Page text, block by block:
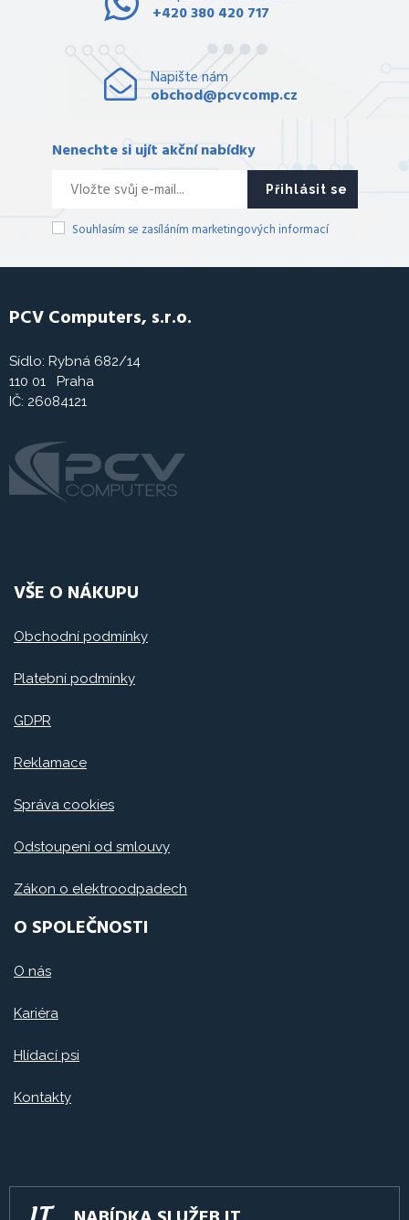
+420 380 420 717
Napište nám
obchod@pcvcomp.cz
Nenechte si ujít akční nabídky
Přihlásit se
Souhlasím se zasíláním marketingových informací
PCV Computers, s.r.o.
Sídlo: Rybná 682/14
110 01 Praha
IČ: 26084121
VŠE O NÁKUPU
Obchodní podmínky
Platební podmínky
GDPR
Reklamace
Správa cookies
Odstoupení od smlouvy
Zákon o elektroodpadech
O SPOLEČNOSTI
O nás
Kariéra
Hlídací psi
Kontakty